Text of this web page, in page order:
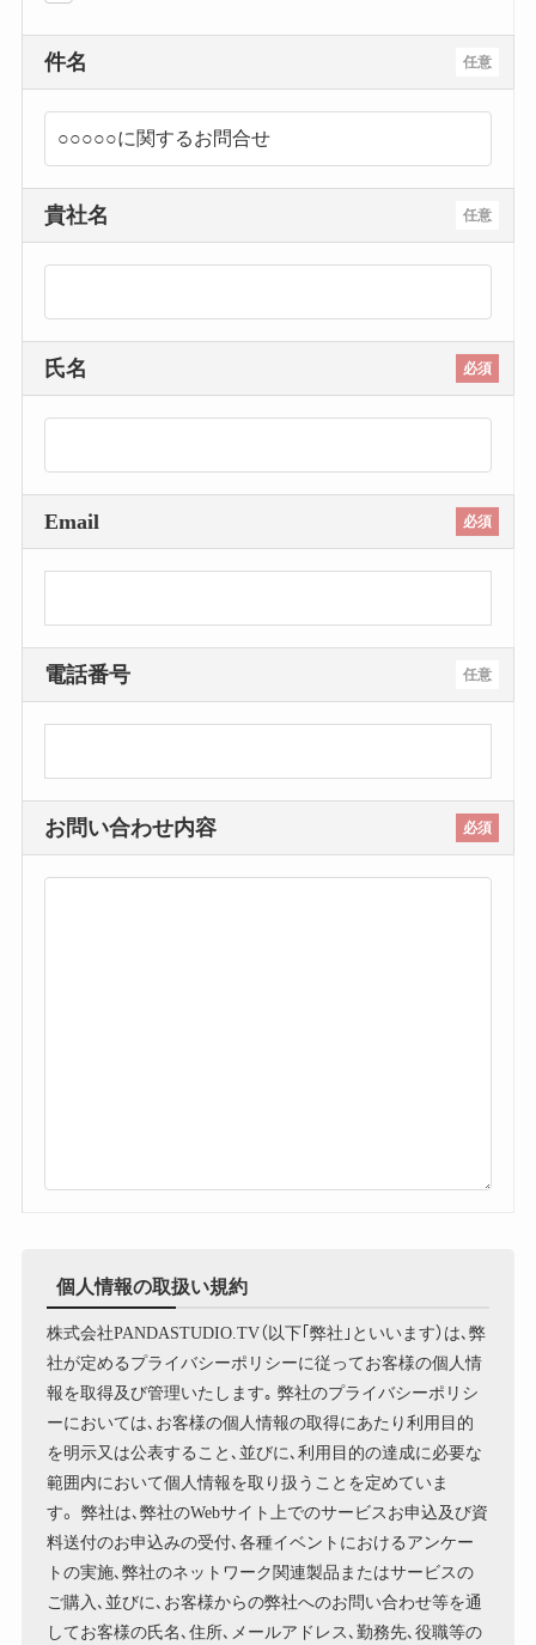
任意
件名
任意
貴社名
必須
氏名
必須
Email
任意
電話番号
必須
お問い合わせ内容
個人情報の取扱い規約
株式会社PANDASTUDIO.TV（以下｢弊社｣といいます）は､弊
社が定めるプライバシーポリシーに従ってお客様の個人情
報を取得及び管理いたします｡ 弊社のプライバシーポリシ
ーにおいては､お客様の個人情報の取得にあたり利用目的
を明示又は公表すること､並びに､利用目的の達成に必要な
範囲内において個人情報を取り扱うことを定めていま
す。 弊社は､弊社のWebサイト上でのサービスお申込及び資
料送付のお申込みの受付､各種イベントにおけるアンケー
トの実施､弊社のネットワーク関連製品またはサービスの
ご購入､並びに､お客様からの弊社へのお問い合わせ等を通
してお客様の氏名､住所､メールアドレス､勤務先､役職等の